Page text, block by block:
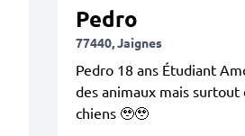
Pedro
77440, Jaignes
Pedro 18 ans Étudiant
des animaux mais surtout
chiens 🥹🥹